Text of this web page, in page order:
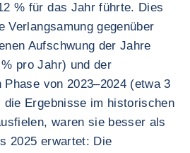
% für das Jahr führte. Dies
Verlangsamung gegenüber
Aufschwung der Jahre
pro Jahr) und der
von 2023–2024 (etwa 3
die Ergebnisse im historischen
waren sie besser als
2025 erwartet: Die